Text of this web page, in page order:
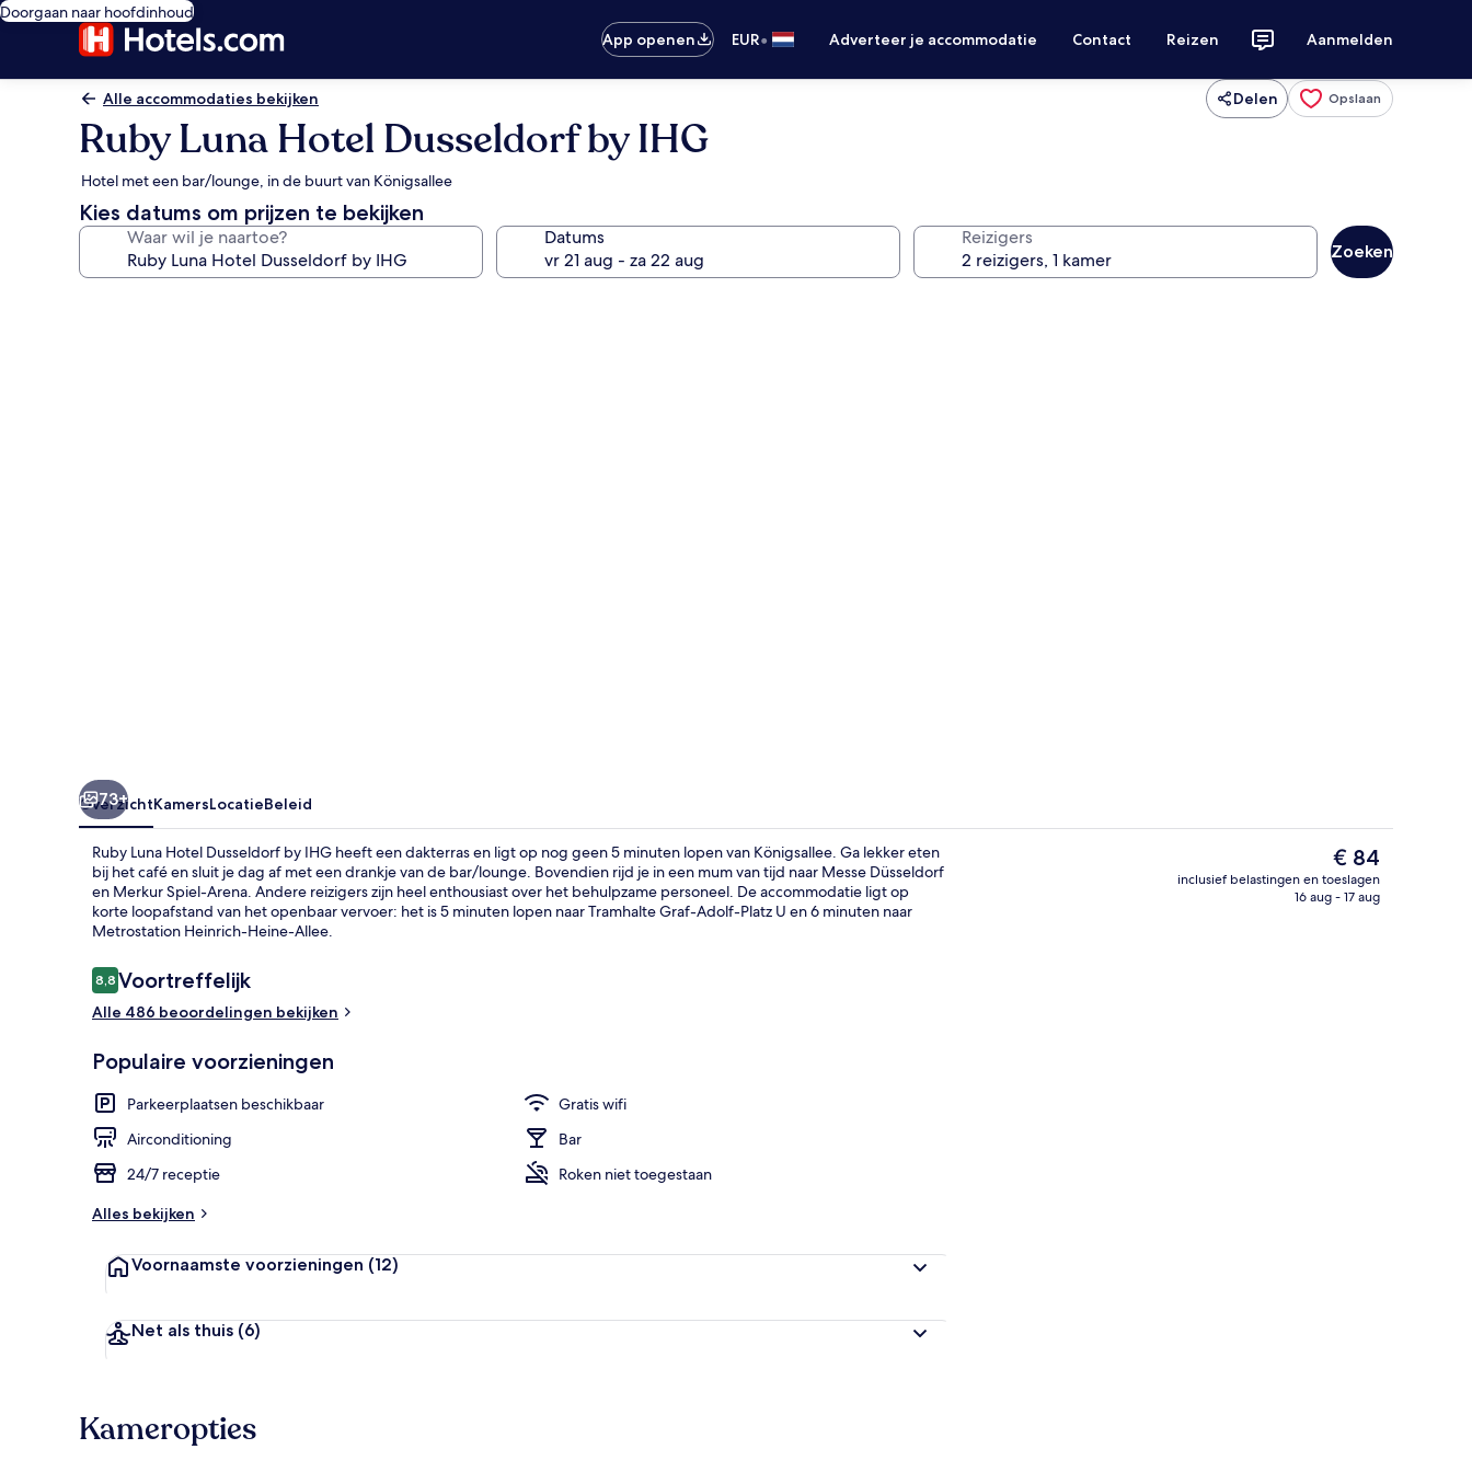
Doorgaan naar hoofdinhoud
App openen
EUR• Adverteer je accommodatie Contact Reizen Aanmelden
Alle accommodaties bekijken Delen Opslaan
Ruby Luna Hotel Dusseldorf by IHG
Hotel met een bar/lounge, in de buurt van Königsallee
Kies datums om prijzen te bekijken
Waar wil je naartoe? Datums Reizigers
Zoeken
Exterieur Bar (ter plaatse)
73+
OverzichtKamersLocatieBeleid
Ruby Luna Hotel Dusseldorf by IHG heeft een dakterras en ligt op nog geen 5 minuten lopen van Königsallee. Ga lekker eten
bij het café en sluit je dag af met een drankje van de bar/lounge. Bovendien rijd je in een mum van tijd naar Messe Düsseldorf
en Merkur Spiel-Arena. Andere reizigers zijn heel enthousiast over het behulpzame personeel. De accommodatie ligt op
korte loopafstand van het openbaar vervoer: het is 5 minuten lopen naar Tramhalte Graf-Adolf-Platz U en 6 minuten naar
Metrostation Heinrich-Heine-Allee.
Beoordelingen
8,88,8 op 10 –
Voortreffelijk
Alle 486 beoordelingen bekijken
Populaire voorzieningen
Parkeerplaatsen beschikbaar
Gratis wifi
Airconditioning
Bar
24/7 receptie
Roken niet toegestaan
Alles bekijken
Voornaamste voorzieningen (12)
Net als thuis (6)
De
huidige
prijs
€ 84
inclusief belastingen en toeslagen
16 aug - 17 aug
Kameropties